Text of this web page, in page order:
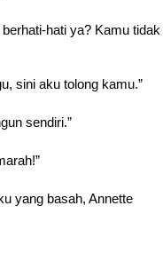
hati ya? Kamu tidak
sini aku tolong kamu.”
sendiri.”
yang basah, Annette